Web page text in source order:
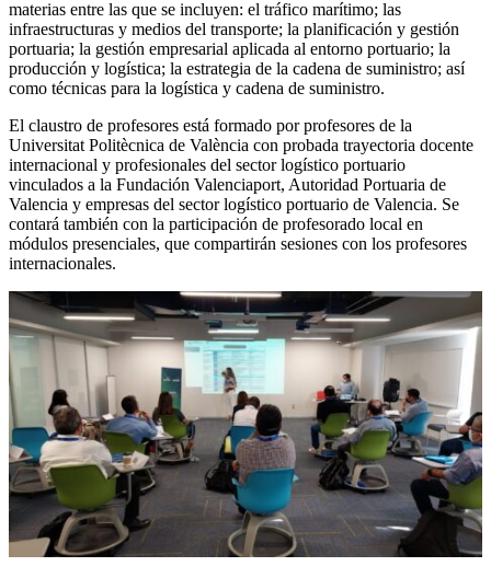
materias entre las que se incluyen: el tráfico marítimo; las
infraestructuras y medios del transporte; la planificación y gestión
portuaria; la gestión empresarial aplicada al entorno portuario; la
producción y logística; la estrategia de la cadena de suministro; así
como técnicas para la logística y cadena de suministro.
El claustro de profesores está formado por profesores de la
Universitat Politècnica de València con probada trayectoria docente
internacional y profesionales del sector logístico portuario
vinculados a la Fundación Valenciaport, Autoridad Portuaria de
Valencia y empresas del sector logístico portuario de Valencia. Se
contará también con la participación de profesorado local en
módulos presenciales, que compartirán sesiones con los profesores
internacionales.